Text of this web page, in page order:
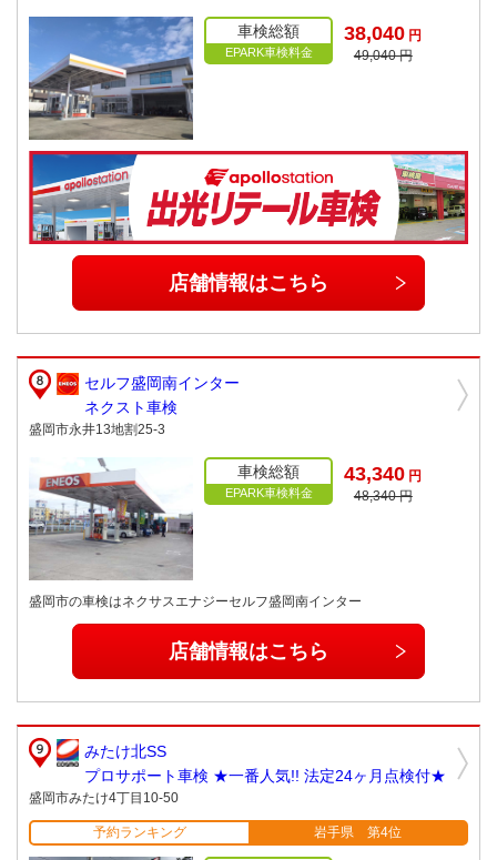
車検総額
EPARK車検料金
38,040 円
49,040 円
店舗情報はこちら
セルフ盛岡南インター
ネクスト車検
盛岡市永井13地割25-3
車検総額
EPARK車検料金
43,340 円
48,340 円
盛岡市の車検はネクサスエナジーセルフ盛岡南インター
店舗情報はこちら
みたけ北SS
プロサポート車検 ★一番人気!! 法定24ヶ月点検付★
盛岡市みたけ4丁目10-50
予約ランキング 岩手県 第4位